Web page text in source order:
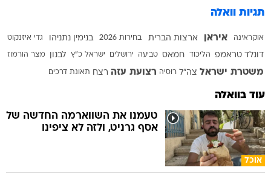
תגיות וואלה
אוקראינה איראן ארצות הברית בחירות 2026 בנימין נתניהו גדי איזנקוט
דונלד טראמפ הליכוד חמאס טביעה ירושלים ישראל כ"ץ לבנון מצר הורמוז
משטרת ישראל צה"ל רוסיה רצועת עזה רצח תאונת דרכים
עוד בוואלה
אוכל
טעמנו את השווארמה החדשה של
אסף גרניט, ולזה לא ציפינו